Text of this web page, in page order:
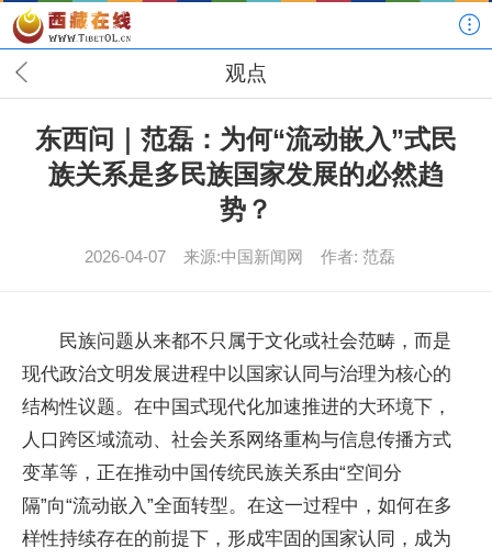
观点
东西问｜范磊：为何“流动嵌入”式民
族关系是多民族国家发展的必然趋
势？
2026-04-07 来源:中国新闻网 作者: 范磊
民族问题从来都不只属于文化或社会范畴，而是
现代政治文明发展进程中以国家认同与治理为核心的
结构性议题。在中国式现代化加速推进的大环境下，
人口跨区域流动、社会关系网络重构与信息传播方式
变革等，正在推动中国传统民族关系由“空间分
隔”向“流动嵌入”全面转型。在这一过程中，如何在多
样性持续存在的前提下，形成牢固的国家认同，成为